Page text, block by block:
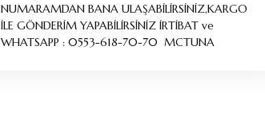
NUMARAMDAN BANA ULAŞABİLİRSİNİZ,KARGO
İLE GÖNDERİM YAPABİLİRSİNİZ İRTİBAT ve
WHATSAPP : 0553-618-70-70 MCTUNA